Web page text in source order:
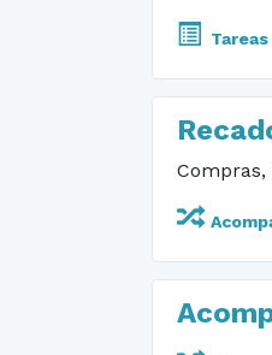
Compras,